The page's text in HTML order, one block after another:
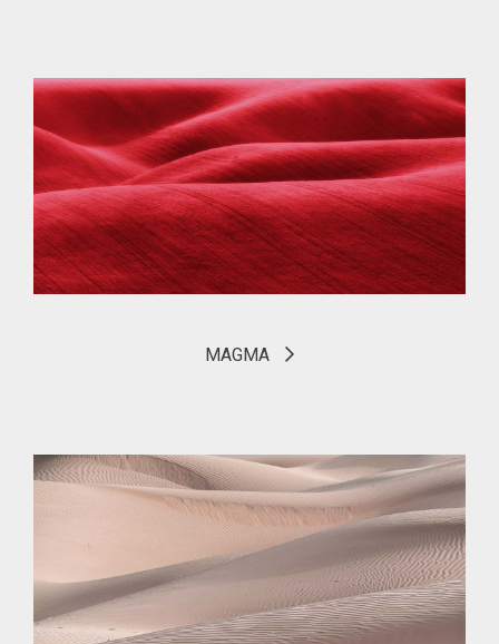
MAGMA